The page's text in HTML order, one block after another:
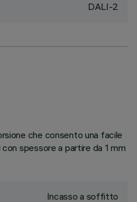
DALI-2
che consento una facile
spessore a partire da 1 mm
Incasso a soffitto